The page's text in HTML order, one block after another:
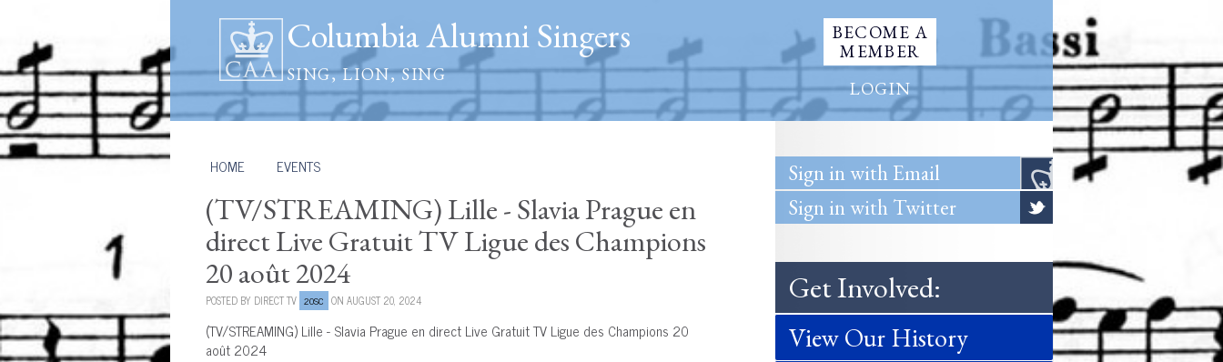
Columbia Alumni Singers
SING, LION, SING
BECOME A
MEMBER
LOGIN
HOME EVENTS
(TV/STREAMING) Lille - Slavia Prague en
direct Live Gratuit TV Ligue des Champions
20 août 2024
POSTED BY DIRECT TV 20SC ON AUGUST 20, 2024
(TV/STREAMING) Lille - Slavia Prague en direct Live Gratuit TV Ligue des Champions 20
août 2024
Sign in with Email
Sign in with Twitter
Get Involved:
View Our History